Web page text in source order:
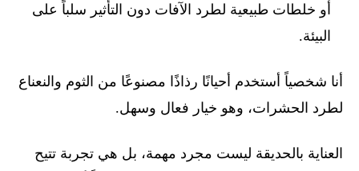
أو خلطات طبيعية لطرد الآفات دون التأثير سلباً على
البيئة.
أنا شخصياً أستخدم أحيانًا رذاذًا مصنوعًا من الثوم والنعناع
لطرد الحشرات، وهو خيار فعال وسهل.
العناية بالحديقة ليست مجرد مهمة، بل هي تجربة تتيح